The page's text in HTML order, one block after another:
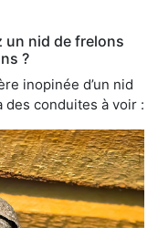
un nid de frelons
?
inopinée d’un nid
des conduites à voir :